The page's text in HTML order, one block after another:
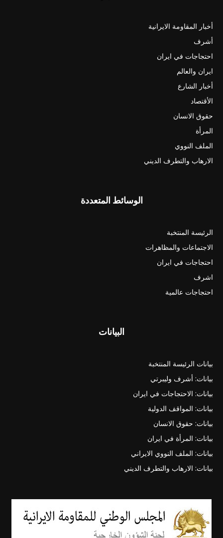
أخبار المقاومة الايرانية
أشرف
احتجاجات في ايران
ايران والعالم
أخبار الشارع
الأقتصاد
حقوق الانسان
المرأة
الملف النووي
الارهاب والتطرف الديني
الوسائط المتعددة
الرئيسة المنتخبة
الاجتماعات والمظاهرات
احتجاجات في ايران
اشرف
احتجاجات عالمية
البيانات
بيانات الرئيسة المنتخبة
بيانات: أشرف وليبرتي
بيانات: الاحتجاجات في ايران
بيانات: المواقف الدولية
بيانات: حقوق الانسان
بيانات: المرأة في ايران
بيانات: الملف النووي الايراني
بيانات: الارهاب والتطرف الديني